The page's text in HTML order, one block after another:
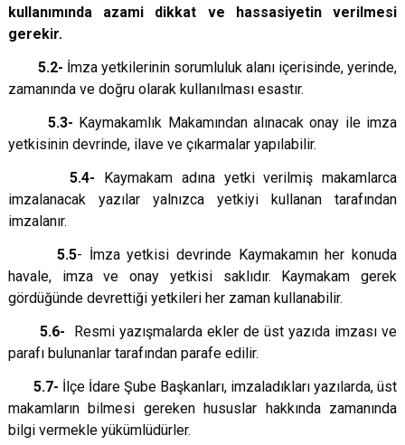
kullanımında azami dikkat ve hassasiyetin verilmesi
gerekir.
5.2- İmza yetkilerinin sorumluluk alanı içerisinde, yerinde,
zamanında ve doğru olarak kullanılması esastır.
5.3- Kaymakamlık Makamından alınacak onay ile imza
yetkisinin devrinde, ilave ve çıkarmalar yapılabilir.
5.4- Kaymakam adına yetki verilmiş makamlarca
imzalanacak yazılar yalnızca yetkiyi kullanan tarafından
imzalanır.
5.5- İmza yetkisi devrinde Kaymakamın her konuda
havale, imza ve onay yetkisi saklıdır. Kaymakam gerek
gördüğünde devrettiği yetkileri her zaman kullanabilir.
5.6- Resmi yazışmalarda ekler de üst yazıda imzası ve
parafı bulunanlar tarafından parafe edilir.
5.7- İlçe İdare Şube Başkanları, imzaladıkları yazılarda, üst
makamların bilmesi gereken hususlar hakkında zamanında
bilgi vermekle yükümlüdürler.